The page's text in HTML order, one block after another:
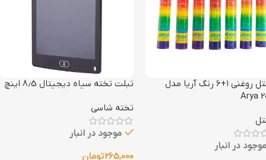
پاستل روغنی ۱+۶ رنگ آریا مدل
Arya
موجود در انبار
تبلت تخته سیاه دیجیتال 8٫5 اینچ
تخته شاسی
موجود در انبار
265,000تومان